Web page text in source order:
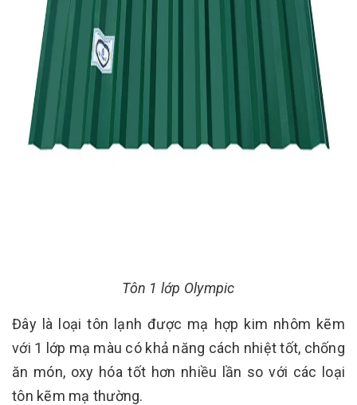
Tôn 1 lớp Olympic
Đây là loại tôn lạnh được mạ hợp kim nhôm kẽm
với 1 lớp mạ màu có khả năng cách nhiệt tốt, chống
ăn món, oxy hóa tốt hơn nhiều lần so với các loại
tôn kẽm mạ thường.